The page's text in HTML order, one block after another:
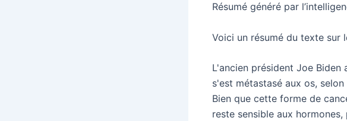
Résumé généré par
Voici un résumé du texte sur
L'ancien président Joe
s'est métastasé aux os,
Bien que cette forme de
reste sensible aux